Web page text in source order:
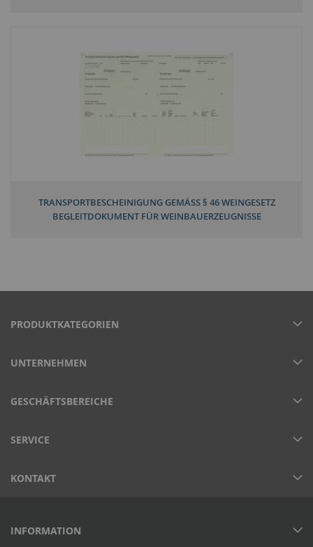
TRANSPORTBESCHEINIGUNG GEMÄSS § 46 WEINGESETZ B
EGLEITDOKUMENT FÜR WEINBAUERZEUGNISSE
PRODUKTKATEGORIEN
UNTERNEHMEN
GESCHÄFTSBEREICHE
SERVICE
KONTAKT
INFORMATION